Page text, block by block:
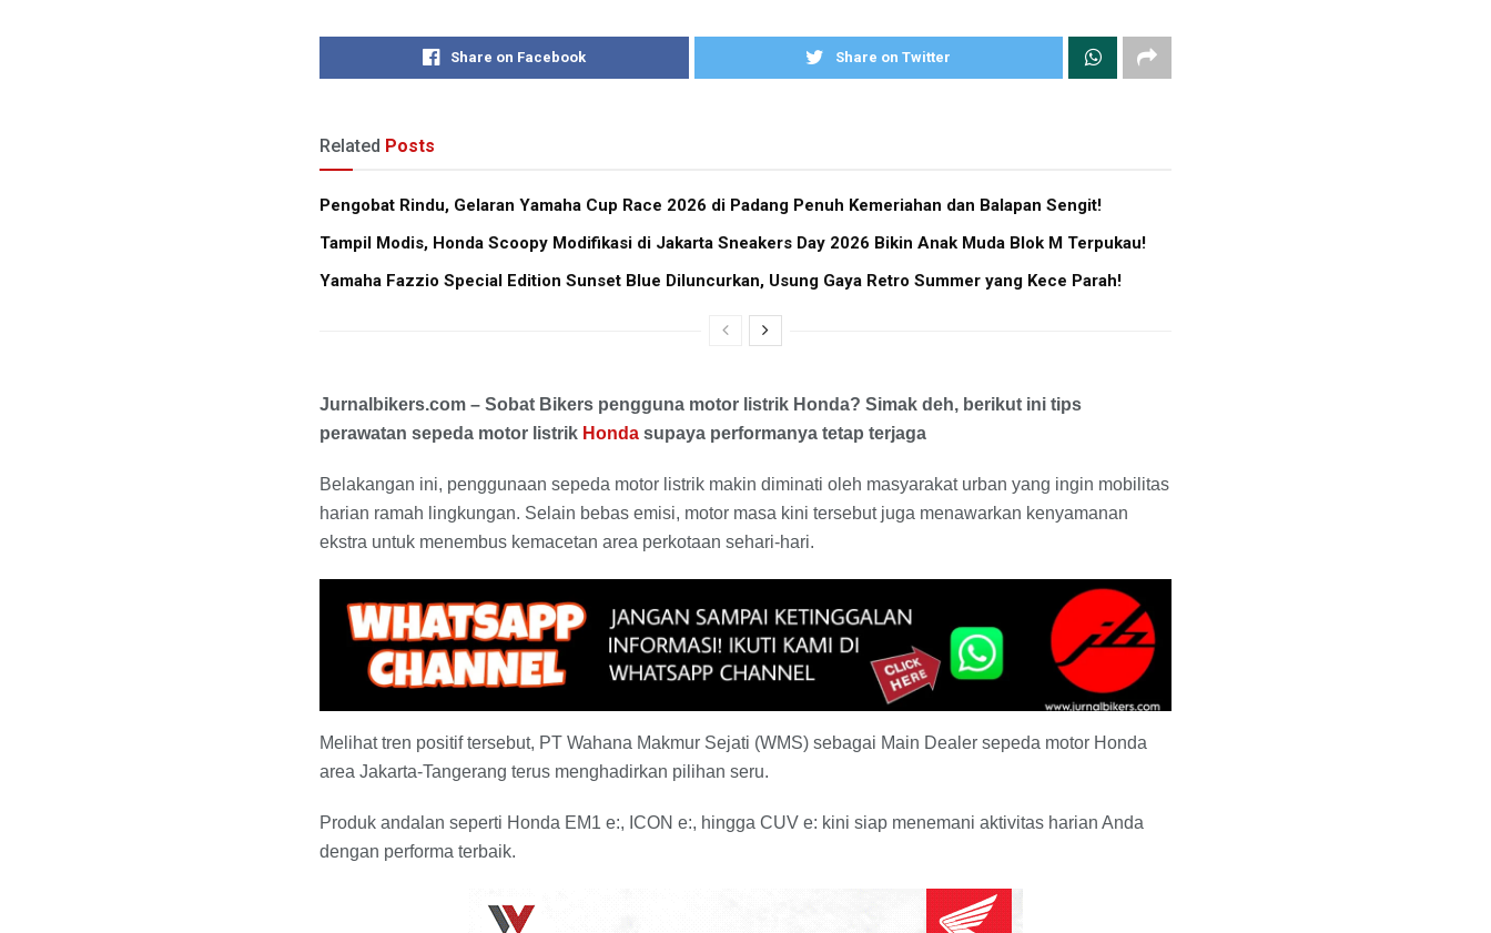
Share on Facebook Share on Twitter
Related Posts
Pengobat Rindu, Gelaran Yamaha Cup Race 2026 di Padang Penuh Kemeriahan dan Balapan Sengit!
Tampil Modis, Honda Scoopy Modifikasi di Jakarta Sneakers Day 2026 Bikin Anak Muda Blok M Terpukau!
Yamaha Fazzio Special Edition Sunset Blue Diluncurkan, Usung Gaya Retro Summer yang Kece Parah!
Jurnalbikers.com – Sobat Bikers pengguna motor listrik Honda? Simak deh, berikut ini tips
perawatan sepeda motor listrik Honda supaya performanya tetap terjaga
Belakangan ini, penggunaan sepeda motor listrik makin diminati oleh masyarakat urban yang ingin mobilitas
harian ramah lingkungan. Selain bebas emisi, motor masa kini tersebut juga menawarkan kenyamanan
ekstra untuk menembus kemacetan area perkotaan sehari-hari.
​Melihat tren positif tersebut, PT Wahana Makmur Sejati (WMS) sebagai Main Dealer sepeda motor Honda
area Jakarta-Tangerang terus menghadirkan pilihan seru.
Produk andalan seperti Honda EM1 e:, ICON e:, hingga CUV e: kini siap menemani aktivitas harian Anda
dengan performa terbaik.